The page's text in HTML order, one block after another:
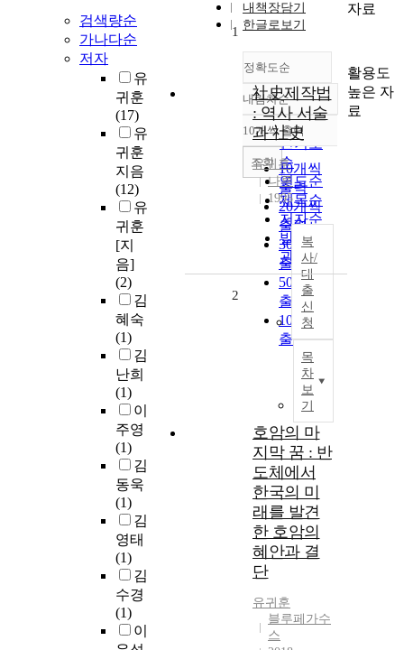
검색량순
가나다순
저자
유
귀훈
(17)
유
귀훈
지음
(12)
유
귀훈
[지
음]
(2)
김
혜숙
(1)
김
난희
(1)
이
주영
(1)
김
동욱
(1)
김
영태
(1)
김
수경
(1)
이
내책장담기
한글로보기
정확도순
정확도
순
인기도
순
연도순
제목순
저자순
발행기
관순
내림차순
내림차순
10개씩 출력
10개씩
출력
20개씩
출력
30개씩
출력
50개씩
출력
100개씩
출력
조회
1
社史제작법
: 역사 서술
과 社史
유귀훈
나루
1995
복
사/
대
출
신
청
목
차
보
기
2
호암의 마
지막 꿈 : 반
도체에서
한국의 미
래를 발견
한 호암의
혜안과 결
단
유귀훈
블루페가수
스
자료
활용도
높은 자
료